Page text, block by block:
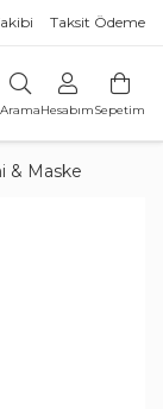
Taksit Ödeme
AramaHesabımSepetim
& Maske